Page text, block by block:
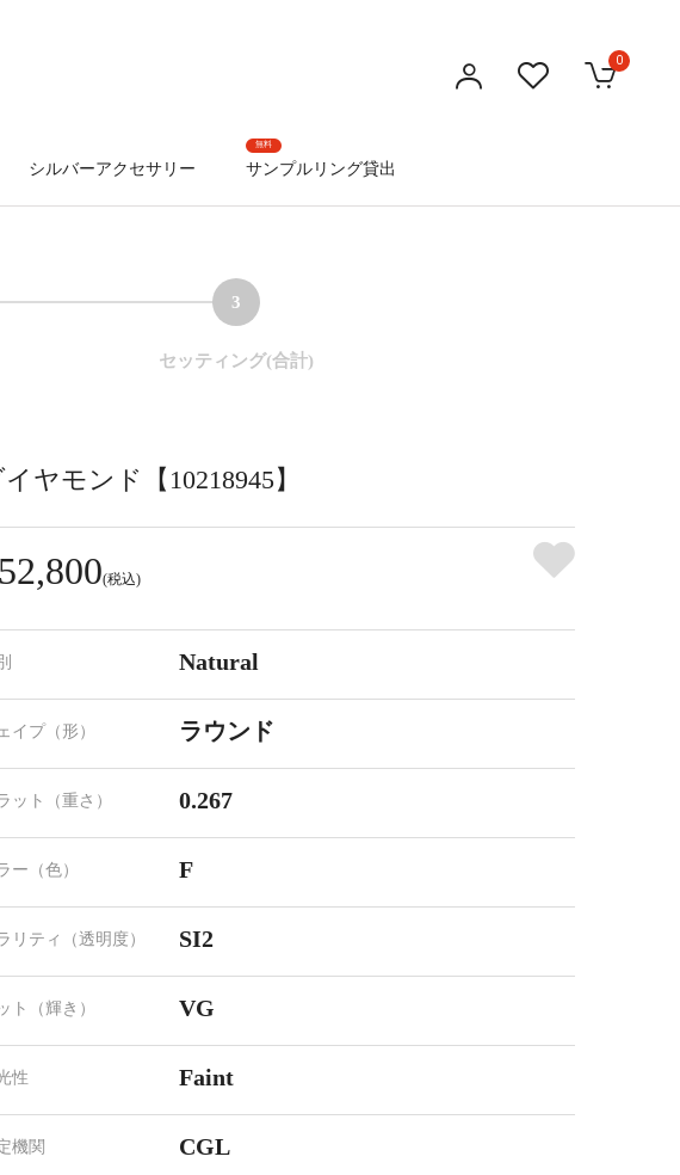
シルバーアクセサリー
無料
サンプルリング貸出
0
3
セッティング(合計)
イヤモンド【10218945】
(税込)
Natural
イプ（形） ラウンド
ット（重さ） 0.267
ー（色） F
リティ（透明度） SI2
ト（輝き） VG
性 Faint
機関 CGL